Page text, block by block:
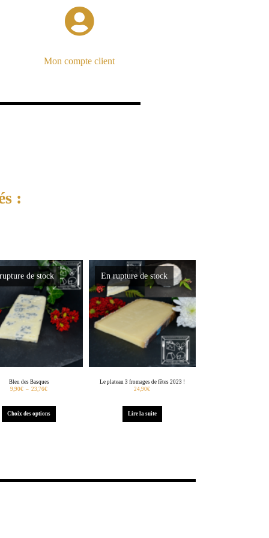
Mon compte client
:
de stock
Bleu des Basques
9,90€ – 23,76€
Choix des options
En rupture de stock
Le plateau 3 fromages de fêtes 2023 !
24,90€
Lire la suite